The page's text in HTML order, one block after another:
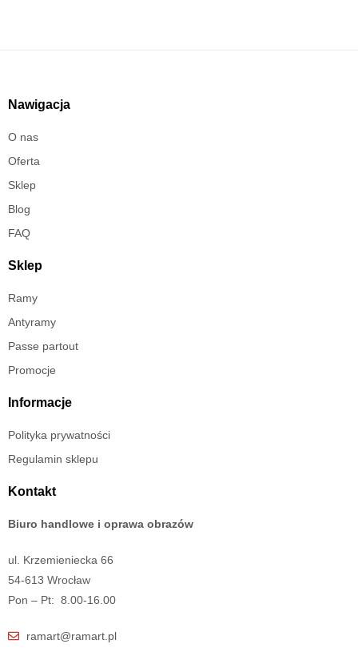
Nawigacja
O nas
Oferta
Sklep
Blog
FAQ
Sklep
Ramy
Antyramy
Passe partout
Promocje
Informacje
Polityka prywatności
Regulamin sklepu
Kontakt
Biuro handlowe i oprawa obrazów
ul. Krzemieniecka 66
54-613 Wrocław
Pon – Pt: 8.00-16.00
ramart@ramart.pl